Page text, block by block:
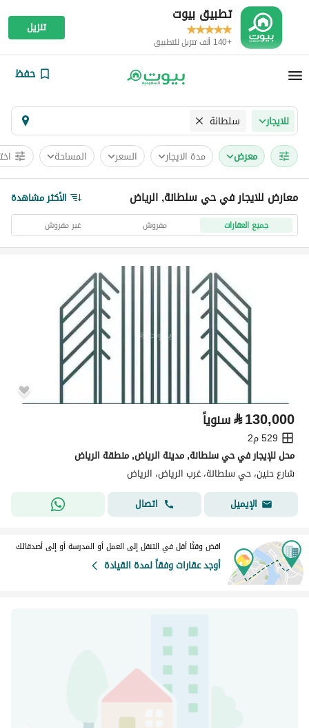
تطبيق بيوت
+140 ألف تنزيل للتطبيق
تنزيل
حفظ
للايجار سلطانة
معرض مدة الايجار السعر المساحة
معارض للايجار في حي سلطانة, الرياض الأكثر مشاهدة
جميع العقارات مفروش غير مفروش
⃁130,000 سنوياً
529 م2
محل للإيجار في حي سلطانة, مدينة الرياض, منطقة الرياض
شارع حنين، حي سلطانة، غرب الرياض، الرياض
الإيميل
اتصال
اقض وقتًا أقل في التنقل إلى العمل أو المدرسة أو إلى أصدقائك
أوجد عقارات وفقاً لمدة القيادة